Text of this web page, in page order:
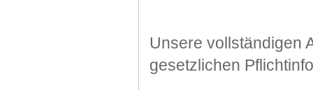
Unsere vollständigen
gesetzlichen